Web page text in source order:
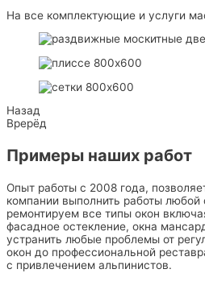
На все комплектующие и услуги
Назад
Врерёд
Примеры наших работ
Опыт работы с 2008 года,
компании выполнить работы
ремонтируем все типы окон
фасадное остекление, окна
устранить любые проблемы от
окон до профессиональной
с привлечением альпинистов.